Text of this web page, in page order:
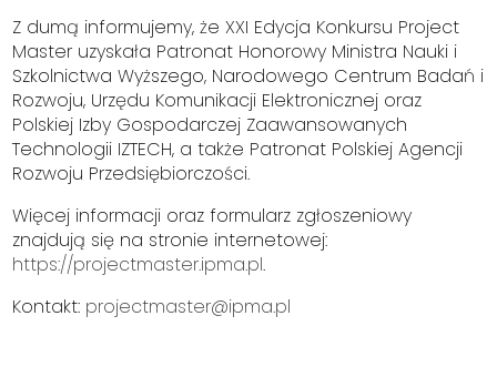
Z dumą informujemy, że XXI Edycja Konkursu Project
Master uzyskała Patronat Honorowy Ministra Nauki i
Szkolnictwa Wyższego, Narodowego Centrum Badań i
Rozwoju, Urzędu Komunikacji Elektronicznej oraz
Polskiej Izby Gospodarczej Zaawansowanych
Technologii IZTECH, a także Patronat Polskiej Agencji
Rozwoju Przedsiębiorczości.
Więcej informacji oraz formularz zgłoszeniowy
znajdują się na stronie internetowej:
https://projectmaster.ipma.pl.
Kontakt: projectmaster@ipma.pl